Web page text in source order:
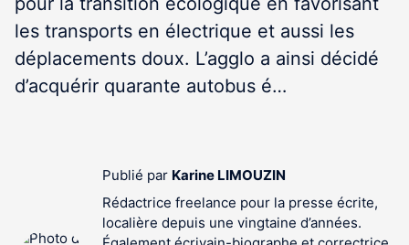
les transports en électrique et aussi les
déplacements doux. L’agglo a ainsi décidé
d’acquérir quarante autobus é…
Publié par Karine LIMOUZIN
Rédactrice freelance pour la presse écrite,
localière depuis une vingtaine d’années.